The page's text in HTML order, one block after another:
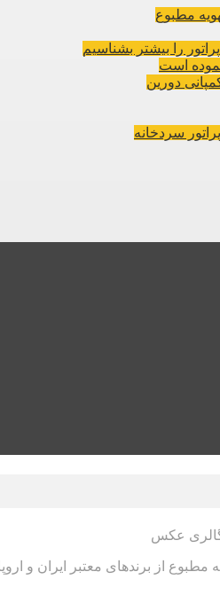
را بیشتر بشناسیم
است
دورین
سردخانه
عکس
از برندهای معتبر ایران و